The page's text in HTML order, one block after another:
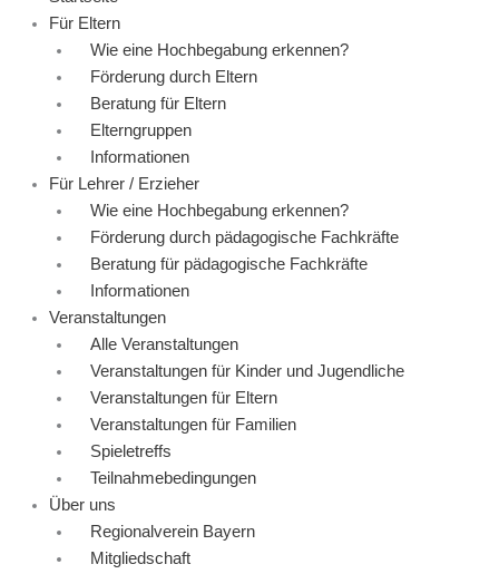
Für Eltern
Wie eine Hochbegabung erkennen?
Förderung durch Eltern
Beratung für Eltern
Elterngruppen
Informationen
Für Lehrer / Erzieher
Wie eine Hochbegabung erkennen?
Förderung durch pädagogische Fachkräfte
Beratung für pädagogische Fachkräfte
Informationen
Veranstaltungen
Alle Veranstaltungen
Veranstaltungen für Kinder und Jugendliche
Veranstaltungen für Eltern
Veranstaltungen für Familien
Spieletreffs
Teilnahmebedingungen
Über uns
Regionalverein Bayern
Mitgliedschaft